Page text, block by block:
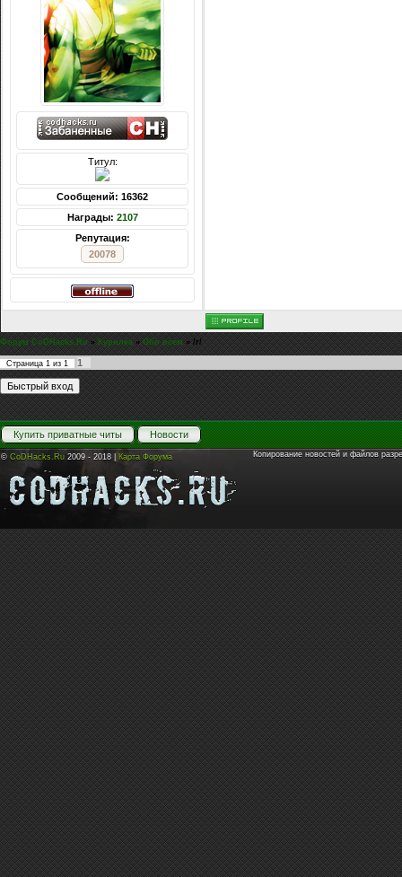
Титул:
Сообщений: 16362
Награды: 2107
Репутация:
20078
Форум CoDHacks.Ru » Курилка » Обо всем » /r/
Страница 1 из 1 1
Купить приватные читы Новости
© CoDHacks.Ru 2009 - 2018 | Карта Форума Копирование новостей и файлов